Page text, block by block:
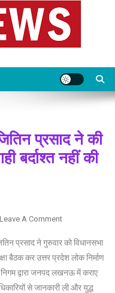
प्रसाद ने की
बर्दाश्त नहीं की
Leave A CommentOn
निर्माण
विभाग
मंत्री
जितिन
प्रसाद ने गुरुवार को विधानसभा
बैठक कर उत्तर प्रदेश लोक निर्माण
निगम द्वारा जनपद लखनऊ में कराए
से जानकारी ली और युद्ध